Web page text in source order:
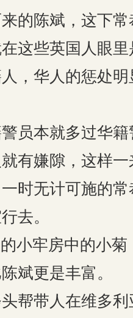
的陈斌，这下常
这些英国人眼里
，华人的惩处明
员本就多过华籍
有嫌隙，这样一
时无计可施的常
去。
小牢房中的小菊
斌更是丰富。
帮带人在维多利